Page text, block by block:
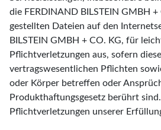
die FERDINAND BILSTEIN GMBH
gestellten Dateien auf den
BILSTEIN GMBH + CO. KG, für
Pflichtverletzungen aus, sofern
vertragswesentlichen Pflichten
oder Körper betreffen oder
Produkthaftungsgesetz berührt
Pflichtverletzungen unserer